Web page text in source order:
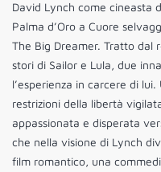
David Lynch come cineasta
Palma d’Oro a Cuore
The Big Dreamer. Tratto dal
stori di Sailor e Lula, due
l’esperienza in carcere di
restrizioni della libertà
appassionata e disperata
che nella visione di Lynch
film romantico, una